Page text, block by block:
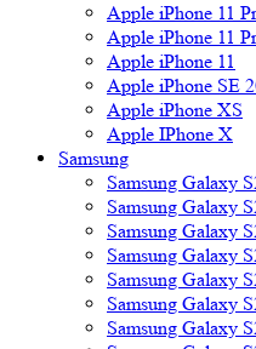
Apple iPhone 11
Apple iPhone 11
Apple iPhone 11
Apple iPhone SE
Apple iPhone XS
Apple IPhone X
Samsung
Samsung Galaxy
Samsung Galaxy
Samsung Galaxy
Samsung Galaxy
Samsung Galaxy
Samsung Galaxy
Samsung Galaxy